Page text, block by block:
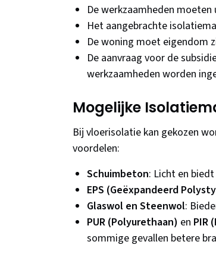
De werkzaamheden
Het aangebrachte
De woning moet eigendom
De aanvraag voor de
werkzaamheden worden
Mogelijke
Bij vloerisolatie kan gekozen
voordelen:
Schuimbeton: Licht en
EPS (Geëxpandeerd
Glaswol en Steenwol:
PUR (Polyurethaan) en PIR
sommige gevallen betere